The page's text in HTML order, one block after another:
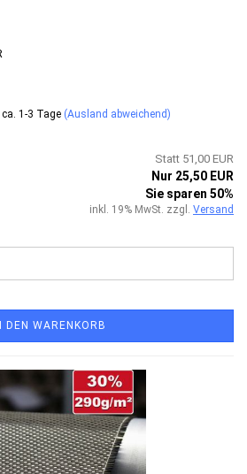
ca. 1-3 Tage (Ausland abweichend)
Statt 51,00 EUR
Nur 25,50 EUR
Sie sparen 50%
inkl. 19% MwSt. zzgl. Versand
DEN WARENKORB